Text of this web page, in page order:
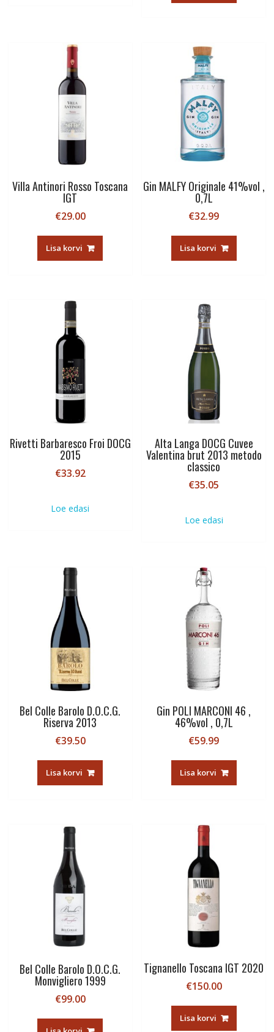
Villa Antinori Rosso Toscana
IGT
€29.00
Lisa korvi
Gin MALFY Originale 41%vol ,
0,7L
€32.99
Lisa korvi
Rivetti Barbaresco Froi DOCG
2015
€33.92
Loe edasi
Alta Langa DOCG Cuvee
Valentina brut 2013 metodo
classico
€35.05
Loe edasi
Bel Colle Barolo D.O.C.G.
Riserva 2013
€39.50
Lisa korvi
Gin POLI MARCONI 46 ,
46%vol , 0,7L
€59.99
Lisa korvi
Bel Colle Barolo D.O.C.G.
Monvigliero 1999
€99.00
Tignanello Toscana IGT 2020
€150.00
Lisa korvi